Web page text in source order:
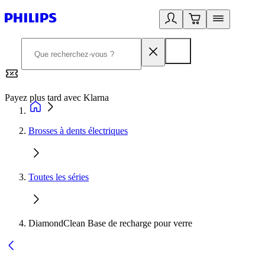
Payez plus tard avec Klarna
Brosses à dents électriques
Toutes les séries
DiamondClean Base de recharge pour verre